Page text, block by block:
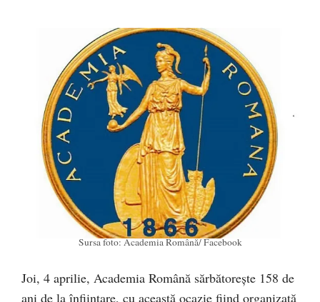
Sursa foto: Academia Română/ Facebook
Joi, 4 aprilie, Academia Română sărbătorește 158 de
ani de la înființare, cu această ocazie fiind organizată